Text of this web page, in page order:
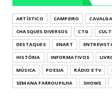
ARTÍSTICO CAMPEIRO
CHASQUES DIVERSOS
CTG
DESTAQUES
ENART
HISTÓRIA
INFORMATIVOS
MÚSICA
POESIA RÁDIO E TV
SEMANA FARROUPILHA
SHOWS